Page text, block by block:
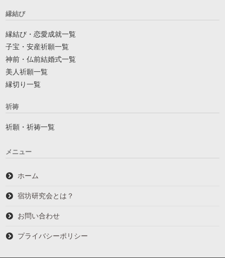
縁結び
縁結び・恋愛成就一覧
子宝・安産祈願一覧
神前・仏前結婚式一覧
美人祈願一覧
縁切り一覧
祈祷
祈願・祈祷一覧
メニュー
ホーム
宿坊研究会とは？
お問い合わせ
プライバシーポリシー